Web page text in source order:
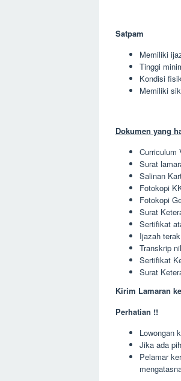
Satpam
Memiliki
Tinggi
Kondisi
Memiliki
Dokumen yang
Curriculum
Surat
Salinan
Fotokopi
Fotokopi
Surat
Sertifikat
Ijazah
Transkrip
Sertifikat
Surat
Kirim Lamaran
Perhatian !!
Lowongan
Jika ada
Pelamar